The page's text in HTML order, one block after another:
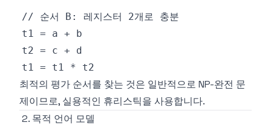
최적의 평가 순서를 찾는 것은 일반적으로 NP-완전 문
제이므로, 실용적인 휴리스틱을 사용합니다.
2. 목적 언어 모델